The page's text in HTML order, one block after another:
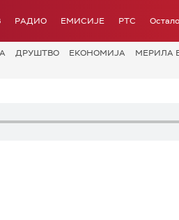
РАДИО ЕМИСИЈЕ РТС Остало
ДРУШТВО ЕКОНОМИЈА МЕРИЛА